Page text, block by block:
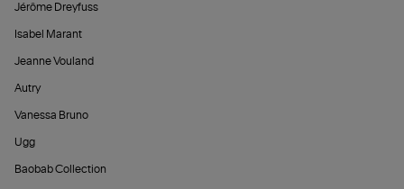
Jérôme Dreyfuss
Isabel Marant
Jeanne Vouland
Autry
Vanessa Bruno
Ugg
Baobab Collection